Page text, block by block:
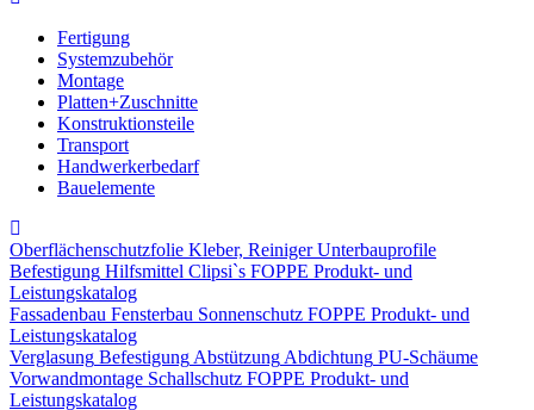
Fertigung
Systemzubehör
Montage
Platten+Zuschnitte
Konstruktionsteile
Transport
Handwerkerbedarf
Bauelemente
Oberflächenschutzfolie Kleber, Reiniger Unterbauprofile
Befestigung Hilfsmittel Clipsi`s FOPPE Produkt- und
Leistungskatalog
Fassadenbau Fensterbau Sonnenschutz FOPPE Produkt- und
Leistungskatalog
Verglasung Befestigung Abstützung Abdichtung PU-Schäume
Vorwandmontage Schallschutz FOPPE Produkt- und
Leistungskatalog